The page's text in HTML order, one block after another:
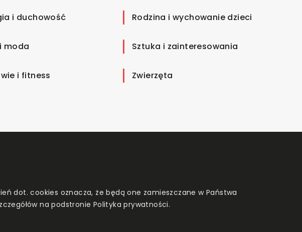
i duchowość Rodzina i wychowanie dzieci
moda Sztuka i zainteresowania
i fitness Zwierzęta
dot. cookies oznacza, że będą one zamieszczane w Państwa
na podstronie Polityka prywatności.